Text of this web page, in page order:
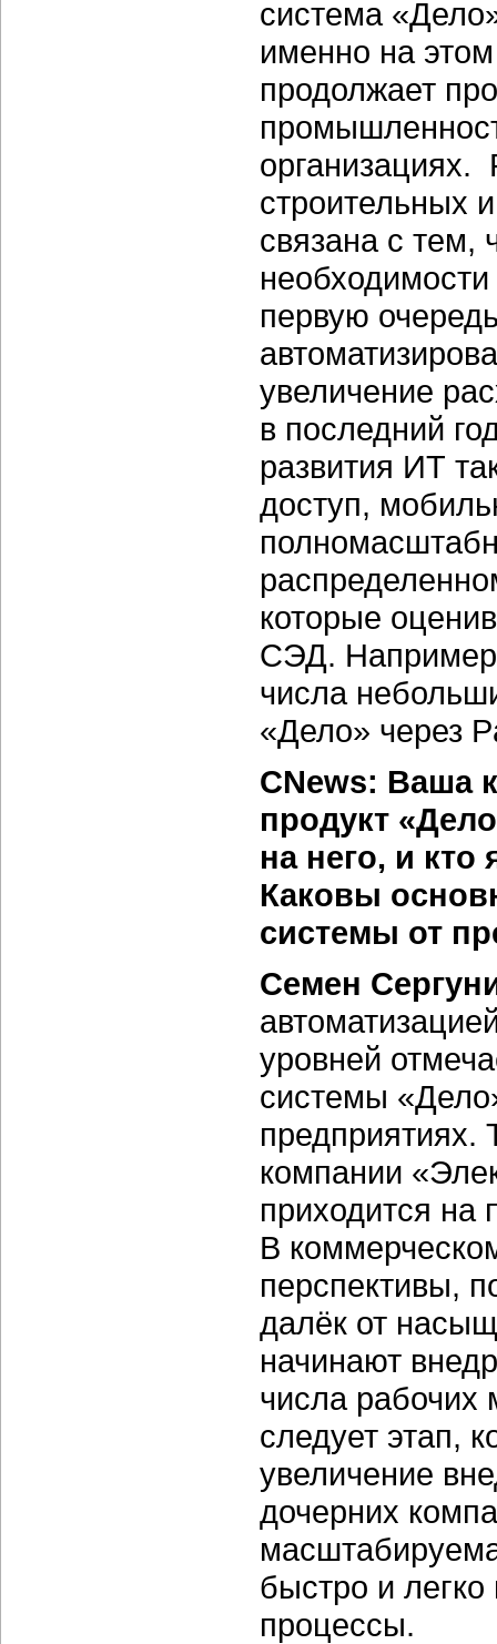
система
именно на
продолжает
организациях.
строительных
связана с тем,
первую
увеличение
в последний
развития ИТ
доступ,
которые
СЭД.
числа
«Дело» через
CNews: Ваша
продукт
на него, и
Каковы
системы от
Семен
уровней
системы
предприятиях.
компании
приходится на
В
перспективы,
далёк от
начинают
числа рабочих
следует этап,
увеличение
дочерних
быстро и
процессы.